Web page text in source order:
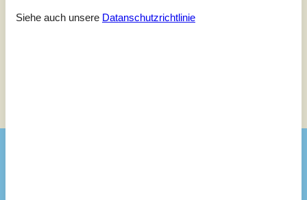
Keine detaillierten externen Bewertungen
Siehe auch unsere Datanschutzrichtlinie